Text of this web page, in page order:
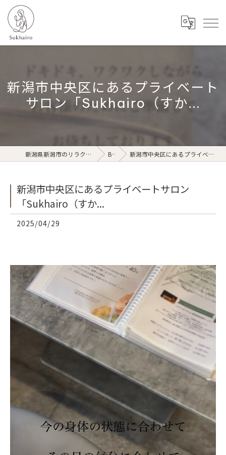
新潟市中央区にあるプライベート
サロン「Sukhairo（すか...
新潟県新潟市のリラクゼーションならSukhairo Blog 新潟市中央区にあるプライベートサロン「Sukhairo（すか...
新潟市中央区にあるプライベートサロン
「Sukhairo（すか...
2025/04/29